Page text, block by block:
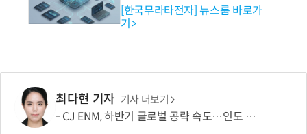
공…73개 제품 카테고리로
확대
[한국무라타전자] 뉴스룸 바로가
기>
최다현 기자 기사 더보기
CJ ENM, 하반기 글로벌 공략 속도…인도 등 신규 시장 개척